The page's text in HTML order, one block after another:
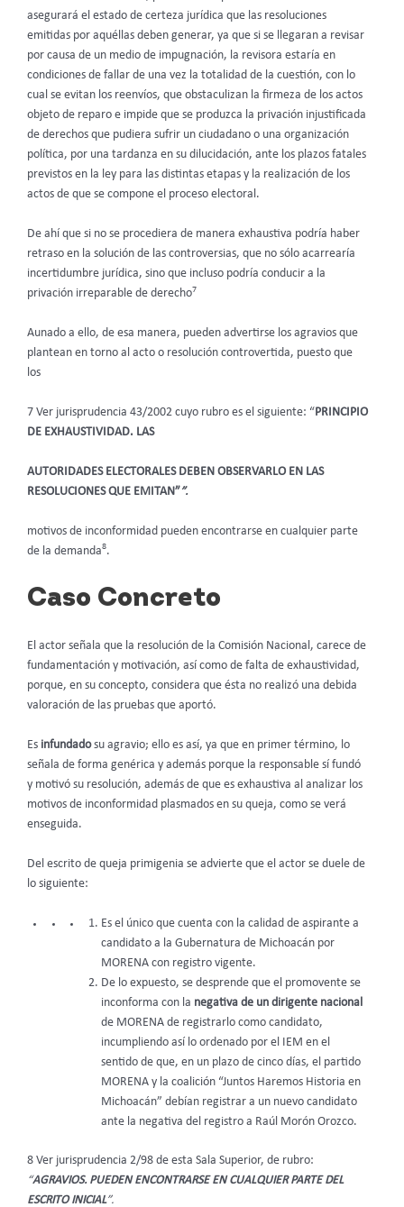
asegurará el estado de certeza jurídica que las resoluciones
emitidas por aquéllas deben generar, ya que si se llegaran a revisar
por causa de un medio de impugnación, la revisora estaría en
condiciones de fallar de una vez la totalidad de la cuestión, con lo
cual se evitan los reenvíos, que obstaculizan la firmeza de los actos
objeto de reparo e impide que se produzca la privación injustificada
de derechos que pudiera sufrir un ciudadano o una organización
política, por una tardanza en su dilucidación, ante los plazos fatales
previstos en la ley para las distintas etapas y la realización de los
actos de que se compone el proceso electoral.
De ahí que si no se procediera de manera exhaustiva podría haber
retraso en la solución de las controversias, que no sólo acarrearía
incertidumbre jurídica, sino que incluso podría conducir a la
privación irreparable de derecho7
Aunado a ello, de esa manera, pueden advertirse los agravios que
plantean en torno al acto o resolución controvertida, puesto que
los
7 Ver jurisprudencia 43/2002 cuyo rubro es el siguiente: “ PRINCIPIO
DE EXHAUSTIVIDAD. LAS
AUTORIDADES ELECTORALES DEBEN OBSERVARLO EN LAS
RESOLUCIONES QUE EMITAN””.
motivos de inconformidad pueden encontrarse en cualquier parte
de la demanda8.
Caso Concreto
El actor señala que la resolución de la Comisión Nacional, carece de
fundamentación y motivación, así como de falta de exhaustividad,
porque, en su concepto, considera que ésta no realizó una debida
valoración de las pruebas que aportó.
Es infundadosu agravio; ello es así, ya que en primer término, lo
señala de forma genérica y además porque la responsable sí fundó
y motivó su resolución, además de que es exhaustiva al analizar los
motivos de inconformidad plasmados en su queja, como se verá
enseguida.
Del escrito de queja primigenia se advierte que el actor se duele de
lo siguiente:
Es el único que cuenta con la calidad de aspirante a
candidato a la Gubernatura de Michoacán por
MORENA con registro vigente.
De lo expuesto, se desprende que el promovente se
inconforma con la negativa de un dirigente nacional
de MORENA de registrarlo como candidato,
incumpliendo así lo ordenado por el IEM en el
sentido de que, en un plazo de cinco días, el partido
MORENA y la coalición “Juntos Haremos Historia en
Michoacán” debían registrar a un nuevo candidato
ante la negativa del registro a Raúl Morón Orozco.
8 Ver jurisprudencia 2/98 de esta Sala Superior, de rubro:
“AGRAVIOS. PUEDEN ENCONTRARSE EN CUALQUIER PARTE DEL
ESCRITO INICIAL”.